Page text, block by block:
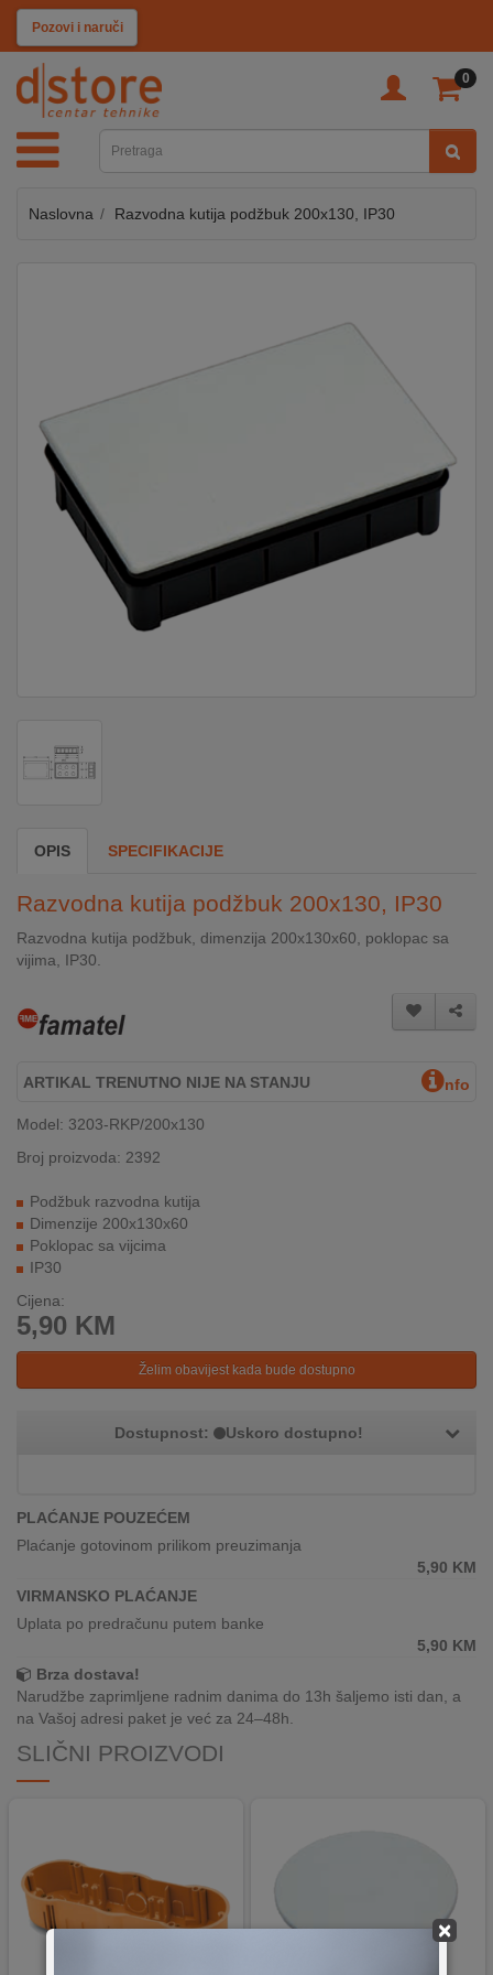
Pozovi i naruči
0
KATEGORIJE
TV
SAT
MOBILNI
KUĆANSKI
APARATI
KLIMATIZACIJA
&
GAME
INTERNO
MOJ
AKCIJE
BRENDOVI
NOVO
U
PONUDI
KONTAKT
I
SERVIS
KAKO
KUPITI?
KUPOVINA
OZNAKE
ENERGETSKE
UČINKOVITOSTI
×
Naslovna Razvodna kutija podžbuk 200x130, IP30
OPIS SPECIFIKACIJE
Razvodna kutija podžbuk 200x130, IP30
Razvodna kutija podžbuk, dimenzija 200x130x60, poklopac sa
vijima, IP30.
ARTIKAL TRENUTNO NIJE NA STANJU nfo
Model: 3203-RKP/200x130
Broj proizvoda: 2392
Podžbuk razvodna kutija
Dimenzije 200x130x60
Poklopac sa vijcima
IP30
Cijena:
5,90 KM
Želim obavijest kada bude dostupno
Dostupnost: Uskoro dostupno!
PLAĆANJE POUZEĆEM
Plaćanje gotovinom prilikom preuzimanja
5,90 KM
VIRMANSKO PLAĆANJE
Uplata po predračunu putem banke
5,90 KM
Brza dostava!
Narudžbe zaprimljene radnim danima do 13h šaljemo isti dan, a
na Vašoj adresi paket je već za 24–48h.
SLIČNI PROIZVODI